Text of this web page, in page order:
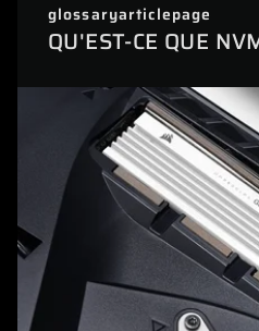
glossaryarticlepage
QU'EST-CE QUE